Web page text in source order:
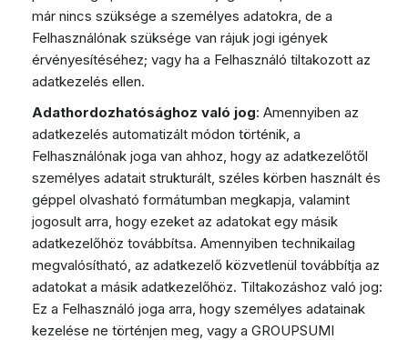
már nincs szüksége a személyes adatokra, de a
Felhasználónak szüksége van rájuk jogi igények
érvényesítéséhez; vagy ha a Felhasználó tiltakozott az
adatkezelés ellen.
Adathordozhatósághoz való jog: Amennyiben az
adatkezelés automatizált módon történik, a
Felhasználónak joga van ahhoz, hogy az adatkezelőtől
személyes adatait strukturált, széles körben használt és
géppel olvasható formátumban megkapja, valamint
jogosult arra, hogy ezeket az adatokat egy másik
adatkezelőhöz továbbítsa. Amennyiben technikailag
megvalósítható, az adatkezelő közvetlenül továbbítja az
adatokat a másik adatkezelőhöz. Tiltakozáshoz való jog:
Ez a Felhasználó joga arra, hogy személyes adatainak
kezelése ne történjen meg, vagy a GROUPSUMI